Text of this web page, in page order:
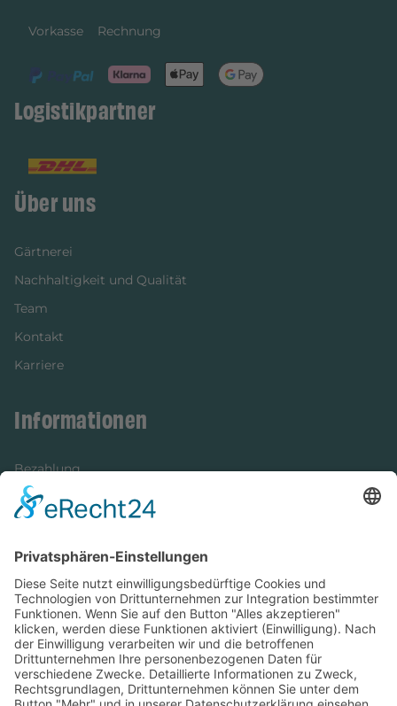
Vorkasse Rechnung
Logistikpartner
Über uns
Gärtnerei
Nachhaltigkeit und Qualität
Team
Kontakt
Karriere
Informationen
Bezahlung
Newsletter
Versandinformationen
Verfügbarkeit/Verträglichkeit
Rechtliches
Widerrufsrecht und Widerrufsformular
Impressum